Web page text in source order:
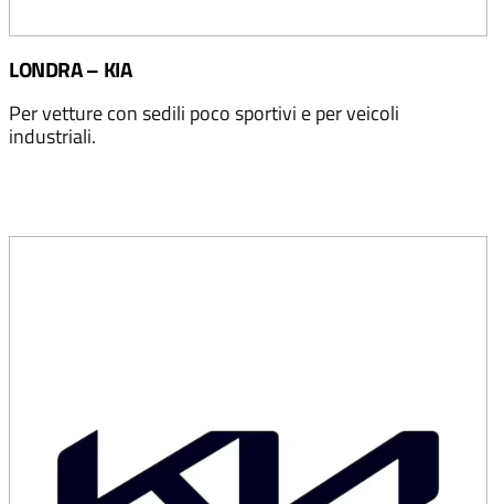
LONDRA – KIA
Per vetture con sedili poco sportivi e per veicoli
industriali.